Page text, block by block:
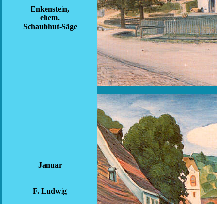
Enkenstein,
ehem.
Schaubhut-Säge
Januar
F. Ludwig